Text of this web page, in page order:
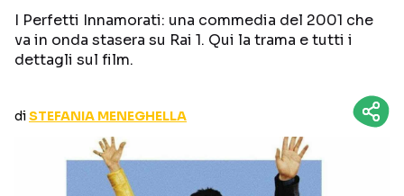
Categorie
NOTIZIE
RECENSIONI
I Perfetti Innamorati: una commedia del 2001 che
va in onda stasera su Rai 1. Qui la trama e tutti i
dettagli sul film.
diSTEFANIA MENEGHELLA